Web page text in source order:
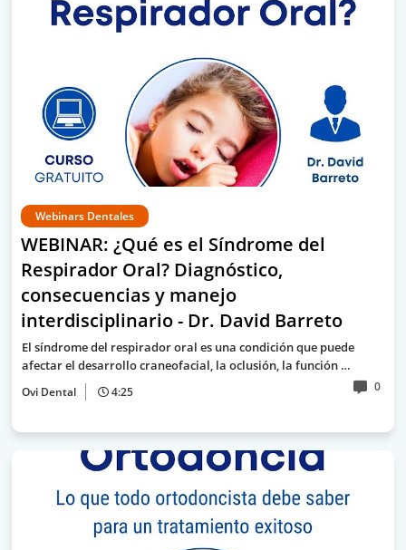
Webinars Dentales
WEBINAR: ¿Qué es el Síndrome del
Respirador Oral? Diagnóstico,
consecuencias y manejo
interdisciplinario - Dr. David Barreto
El síndrome del respirador oral es una condición que puede
afectar el desarrollo craneofacial, la oclusión, la función …
Ovi Dental 4:25 0